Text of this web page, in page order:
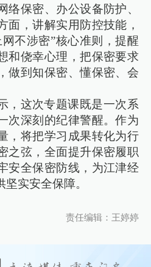
络保密、办公设备防护、
面，讲解实用防控技能，
不涉密”核心准则，提醒
和侥幸心理，把保密要求
做到知保密、懂保密、会
，这次专题课既是一次系
次深刻的纪律警醒。作为
，将把学习成果转化为行
之弦，全面提升保密履职
安全保密防线，为江津经
实安全保障。
责任编辑：王婷婷